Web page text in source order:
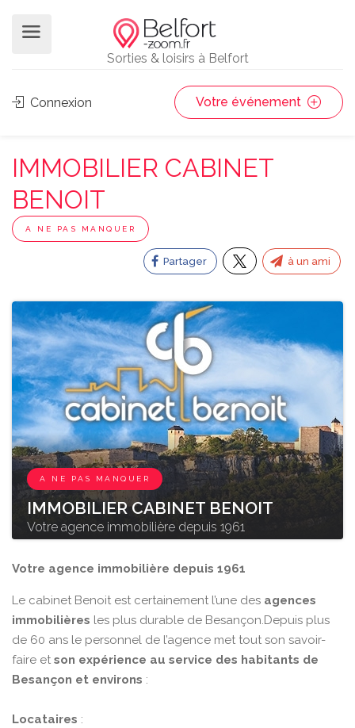
Sorties & loisirs à Belfort
Connexion Votre événement
IMMOBILIER CABINET
BENOIT
A NE PAS MANQUER
Partager à un ami
A NE PAS MANQUER
IMMOBILIER CABINET BENOIT
Votre agence immobilière depuis 1961
Votre agence immobilière depuis 1961
Le cabinet Benoit est certainement l’une des agences
immobilières les plus durable de Besançon.Depuis plus
de 60 ans le personnel de l’agence met tout son savoir-
faire et son expérience au service des habitants de
Besançon et environs :
Locataires :